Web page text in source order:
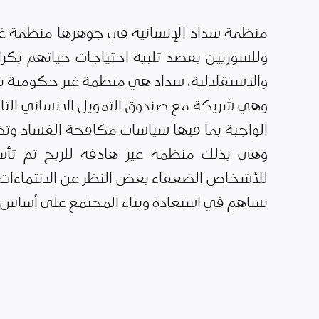
منظمة سداد الإنسانية في جوهرها منظمة
وللسوريين بقصد تلبية احتياجات حياتهم
والاستقلالية، سداد هي منظمة غير حكومية
وهي شريكة مع صندوق التمويل الانساني
الواجبة بما فيها سياسات مكافحة الفساد
وهي بذلك منظمة غير هادفة للربح تم
للأشخاص الضعفاء بغض النظر عن
يساهم في استعادة وبناء المجتمع على أساس